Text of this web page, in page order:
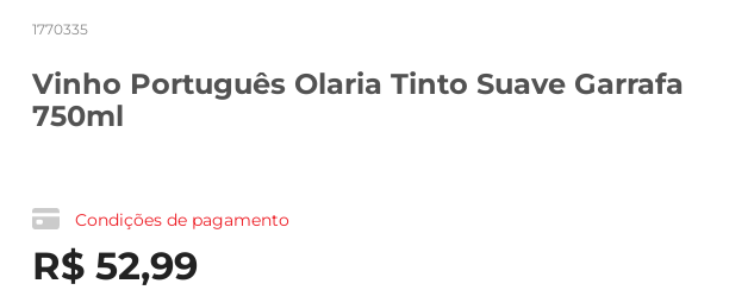
1770335
Vinho Português Olaria Tinto Suave Garrafa
750ml
Condições de pagamento
R$ 52,99